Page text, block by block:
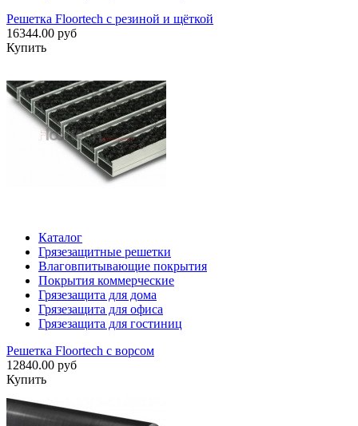
Решетка Floortech с резиной и щёткой
16344.00 руб
Купить
Каталог
Грязезащитные решетки
Влаговпитывающие покрытия
Покрытия коммерческие
Грязезащита для дома
Грязезащита для офиса
Грязезащита для гостиниц
Решетка Floortech с ворсом
12840.00 руб
Купить